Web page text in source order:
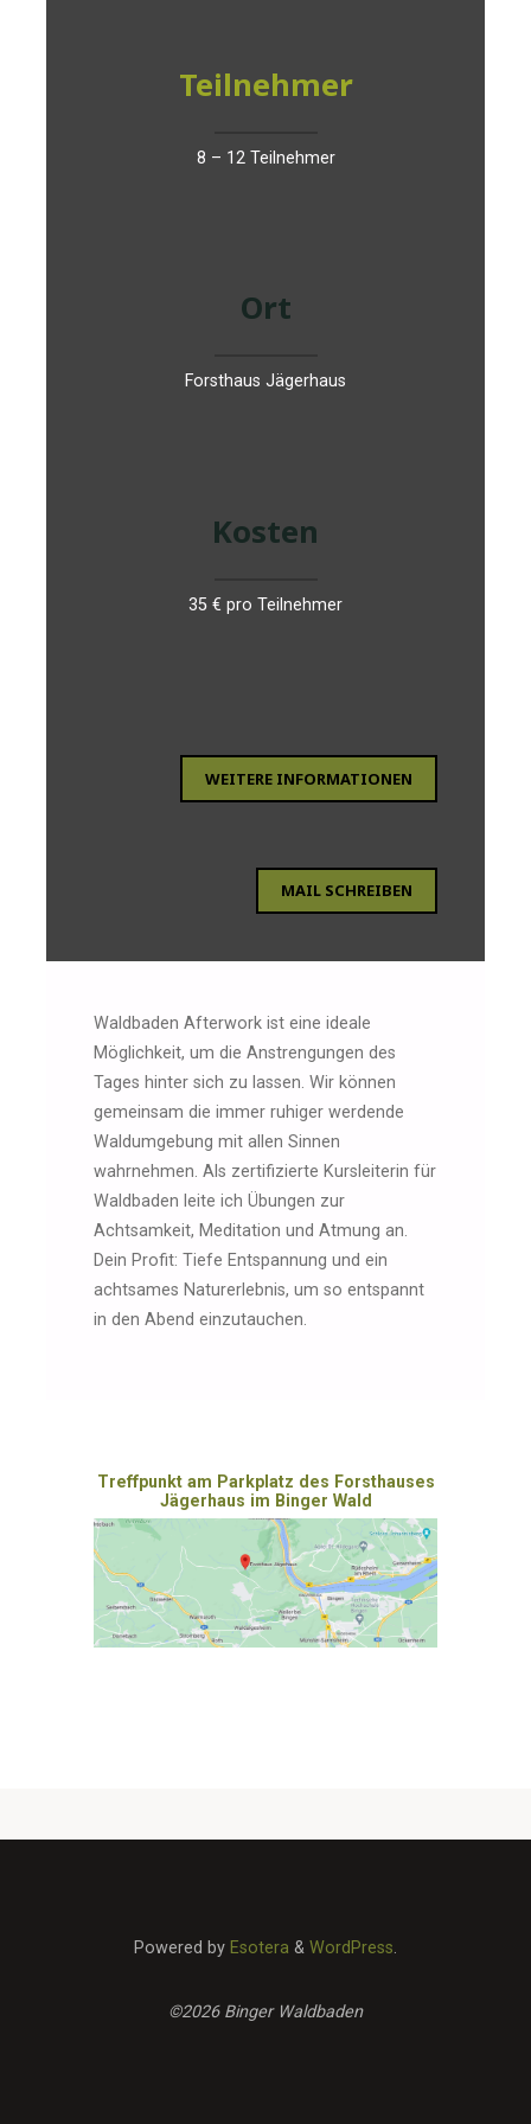
Teilnehmer
8 – 12 Teilnehmer
Ort
Forsthaus Jägerhaus
Kosten
35 € pro Teilnehmer
WEITERE INFORMATIONEN
MAIL SCHREIBEN
Waldbaden Afterwork ist eine ideale
Möglichkeit, um die Anstrengungen des
Tages hinter sich zu lassen. Wir können
gemeinsam die immer ruhiger werdende
Waldumgebung mit allen Sinnen
wahrnehmen. Als zertifizierte Kursleiterin für
Waldbaden leite ich Übungen zur
Achtsamkeit, Meditation und Atmung an.
Dein Profit: Tiefe Entspannung und ein
achtsames Naturerlebnis, um so entspannt
in den Abend einzutauchen.
Treffpunkt am Parkplatz des Forsthauses
Jägerhaus im Binger Wald
Powered by Esotera & WordPress.
©2026 Binger Waldbaden